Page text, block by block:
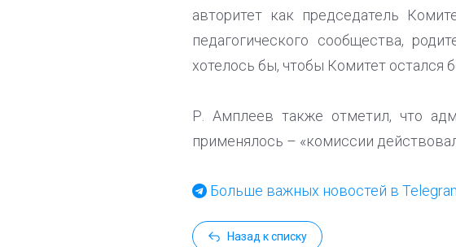
авторитет как председатель
педагогического сообщества,
хотелось бы, чтобы Комитет остался
Р. Амплеев также отметил, что
применялось – «комиссии
Больше важных новостей в
Назад к списку